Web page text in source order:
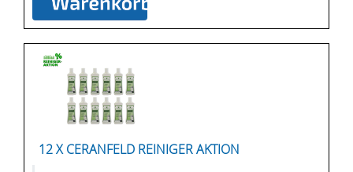
12 X CERANFELD REINIGER AKTION